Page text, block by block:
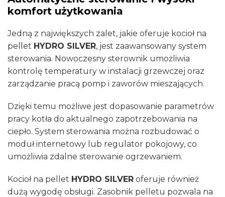
komfort użytkowania
Jedną z największych zalet, jakie oferuje kocioł na
pellet HYDRO SILVER, jest zaawansowany system
sterowania. Nowoczesny sterownik umożliwia
kontrolę temperatury w instalacji grzewczej oraz
zarządzanie pracą pomp i zaworów mieszających.
Dzięki temu możliwe jest dopasowanie parametrów
pracy kotła do aktualnego zapotrzebowania na
ciepło. System sterowania można rozbudować o
moduł internetowy lub regulator pokojowy, co
umożliwia zdalne sterowanie ogrzewaniem.
Kocioł na pellet HYDRO SILVER oferuje również
dużą wygodę obsługi. Zasobnik pelletu pozwala na